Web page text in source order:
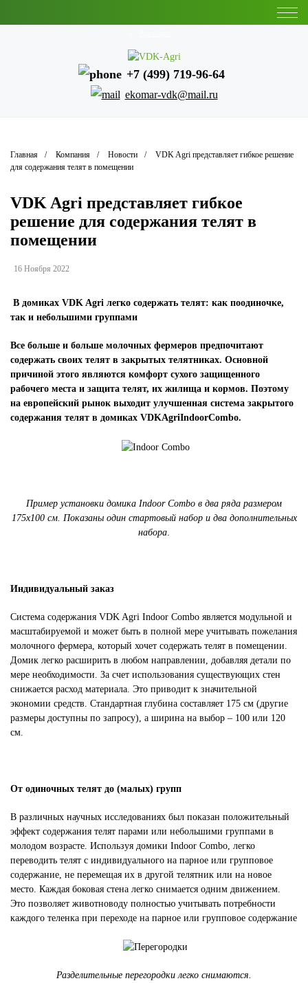
+7 (499) 719-96-64
ekomar-vdk@mail.ru
Главная Компания Новости
VDK Agri представляет гибкое решение
для содержания телят в помещении
VDK Agri представляет гибкое
решение для содержания телят в
помещении
16 Ноября 2022
В домиках VDK Agri легко содержать телят: как поодиночке,
так и небольшими группами
Все больше и больше молочных фермеров предпочитают
содержать своих телят в закрытых телятниках. Основной
причиной этого являются комфорт сухого защищенного
рабочего места и защита телят, их жилища и кормов. Поэтому
на европейский рынок выходит улучшенная система закрытого
содержания телят в домиках VDKAgriIndoorCombo.
Пример установки домика Indoor Combo в два ряда размером
175х100 см. Показаны один стартовый набор и два дополнительных
набора
Индивидуальный заказ
Система содержания VDK Agri Indoor Combo является модульной и
масштабируемой и может быть в полной мере учитывать пожелания
молочного фермера, который хочет содержать телят в помещении.
Домик легко расширить в любом направлении, добавляя детали по
мере необходимости. За счет использования существующих стен
снижается расход материала. Это приводит к значительной
экономии средств. Стандартная глубина составляет 175 см (другие
размеры доступны по запросу), а ширина на выбор – 100 или 120
см.
От одиночных телят до (малых) групп
В различных научных исследованиях был показан положительный
эффект содержания телят парами или небольшими группами в
молодом возрасте. Используя домики Indoor Combo, легко
переводить телят с индивидуального на парное или групповое
содержание, не перемещая их в другой телятник или на новое
место. Каждая боковая стена легко снимается одним движением.
Это позволяет животноводу полностью учитывать потребности
каждого теленка при переходе на парное или групповое содержание
Разделительные перегородки легко снимаются.